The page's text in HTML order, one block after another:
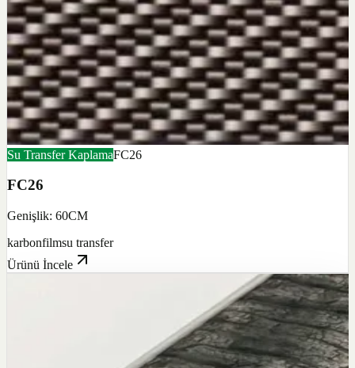
Su Transfer KaplamaFC26
FC26
Genişlik: 60CM
karbonfilmsu transfer
Ürünü İncele